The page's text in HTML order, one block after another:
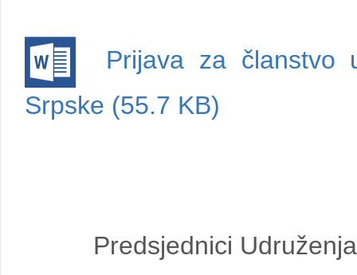
Prijava za članstvo
Srpske (55.7 KB)
Predsjednici